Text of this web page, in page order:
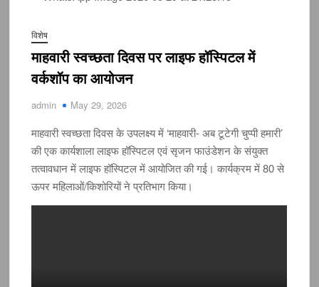
विशेष
माहवारी स्वच्छता दिवस पर लाइफ हॉस्पिटल में
वर्कशॉप का आयोजन
admin May 29, 2026
माहवारी स्वच्छता दिवस के उपलक्ष्य में ‘माहवारी- अब टूटेगी चुप्पी हमारी’
की एक कार्यशाला लाइफ हॉस्पिटल एवं सृजन फाउंडेशन के संयुक्त
तत्वावधान में लाइफ हॉस्पिटल में आयोजित की गई। कार्यक्रम में 80 से
ऊपर महिलाओं/किशोरियों ने प्रतिभाग किया।